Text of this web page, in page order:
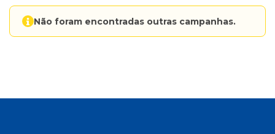
Não foram encontradas outras campanhas.